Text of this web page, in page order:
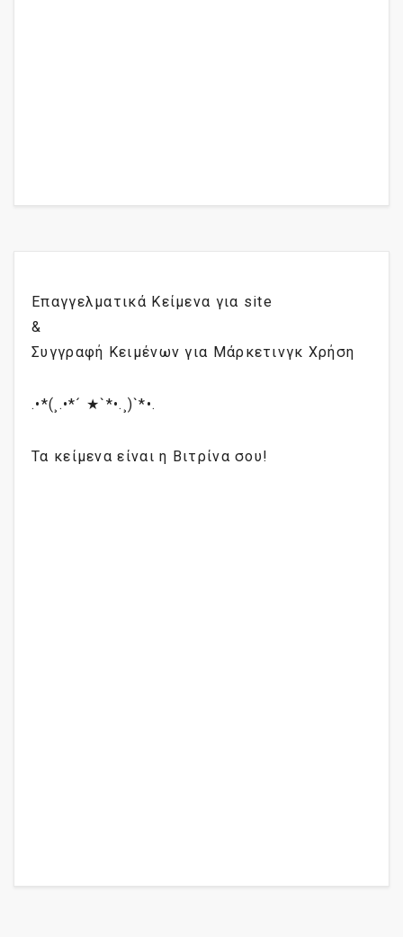
Επαγγελματικά Κείμενα για site
&
Συγγραφή Κειμένων για Μάρκετινγκ Χρήση
.•*(¸.•*´ ★`*•.¸)`*•.
Τα κείμενα είναι η Βιτρίνα σου!